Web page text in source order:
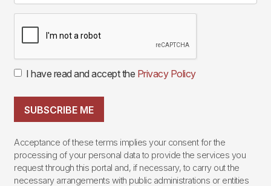
I have read and accept the Privacy Policy
SUBSCRIBE ME
Acceptance of these terms implies your consent for the
processing of your personal data to provide the services you
request through this portal and, if necessary, to carry out the
necessary arrangements with public administrations or entities